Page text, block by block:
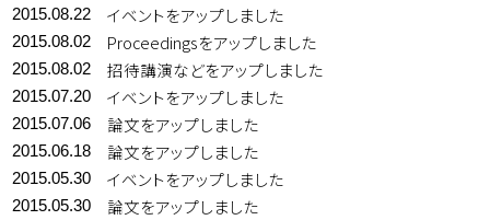
2015.08.22 イベントをアップしました
2015.08.02 Proceedingsをアップしました
2015.08.02 招待講演などをアップしました
2015.07.20 イベントをアップしました
2015.07.06 論文をアップしました
2015.06.18 論文をアップしました
2015.05.30 イベントをアップしました
2015.05.30 論文をアップしました